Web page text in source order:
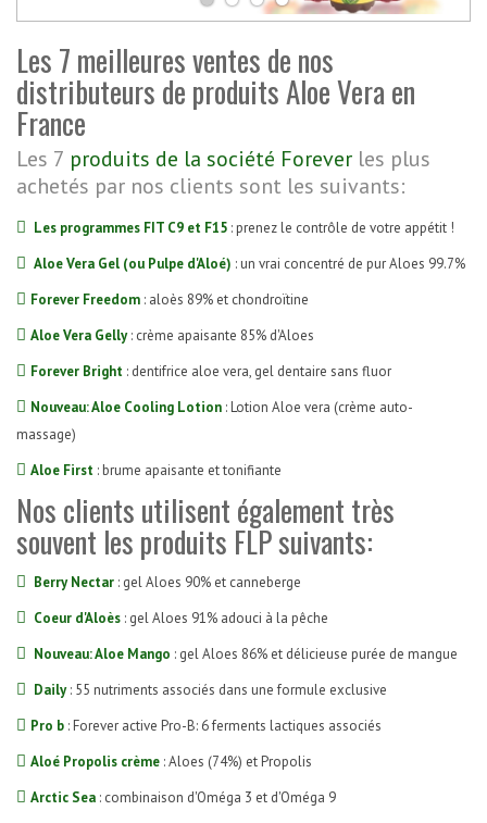
Les 7 meilleures ventes de nos
distributeurs de produits Aloe Vera en
France
Les 7 produits de la société Forever les plus
achetés par nos clients sont les suivants:
Les programmes FIT C9 et F15 : prenez le contrôle de votre appétit !
Aloe Vera Gel (ou Pulpe d'Aloé) : un vrai concentré de pur Aloes 99.7%
Forever Freedom : aloès 89% et chondroïtine
Aloe Vera Gelly: crème apaisante 85% d'Aloes
Forever Bright : dentifrice aloe vera, gel dentaire sans fluor
Nouveau: Aloe Cooling Lotion : Lotion Aloe vera (crème auto-
massage)
Aloe First : brume apaisante et tonifiante
Nos clients utilisent également très
souvent les produits FLP suivants:
Berry Nectar : gel Aloes 90% et canneberge
Coeur d'Aloès : gel Aloes 91% adouci à la pêche
Nouveau: Aloe Mango : gel Aloes 86% et délicieuse purée de mangue
Daily: 55 nutriments associés dans une formule exclusive
Pro b : Forever active Pro-B: 6 ferments lactiques associés
Aloé Propolis crème : Aloes (74%) et Propolis
Arctic Sea : combinaison d'Oméga 3 et d'Oméga 9